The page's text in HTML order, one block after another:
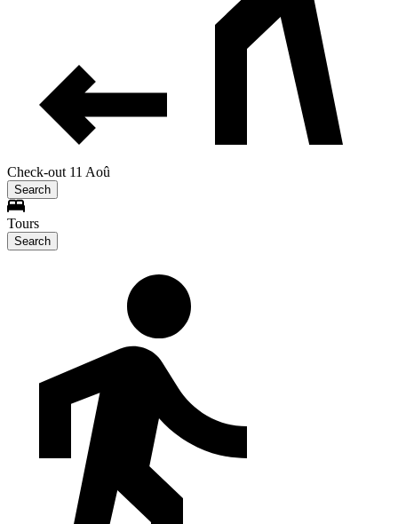
Check-out 11 Aoû
Search
Tours
Search